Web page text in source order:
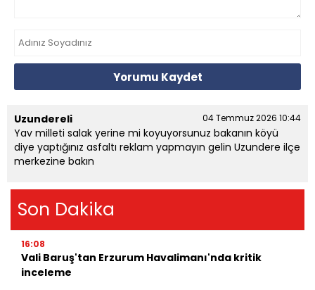
Yorumu Kaydet
Uzundereli 04 Temmuz 2026 10:44
Yav milleti salak yerine mi koyuyorsunuz bakanın köyü
diye yaptığınız asfaltı reklam yapmayın gelin Uzundere ilçe
merkezine bakın
Son Dakika
16:08
Vali Baruş'tan Erzurum Havalimanı'nda kritik
inceleme